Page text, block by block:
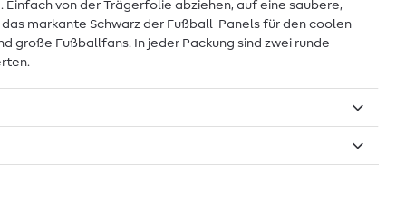
von der Trägerfolie abziehen, auf eine saubere,
markante Schwarz der Fußball-Panels für den coolen
große Fußballfans. In jeder Packung sind zwei runde